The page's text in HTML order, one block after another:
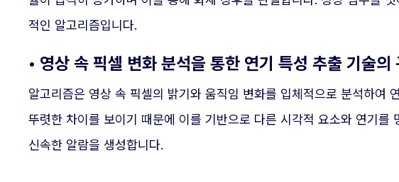
적인 알고리즘입니다.
• 영상 속 픽셀 변화 분석을 통한 연기 특성 추출 기술의
알고리즘은 영상 속 픽셀의 밝기와 움직임 변화를 입체적으로 분석하여
뚜렷한 차이를 보이기 때문에 이를 기반으로 다른 시각적 요소와 연기
신속한 알람을 생성합니다.